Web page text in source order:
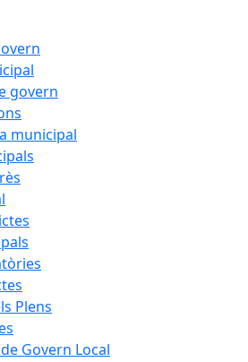
govern
municipal
Plens
Govern Local